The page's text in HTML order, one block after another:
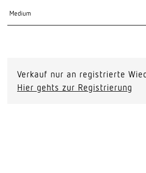
Verkauf nur an registrierte
Hier gehts zur Registrierung